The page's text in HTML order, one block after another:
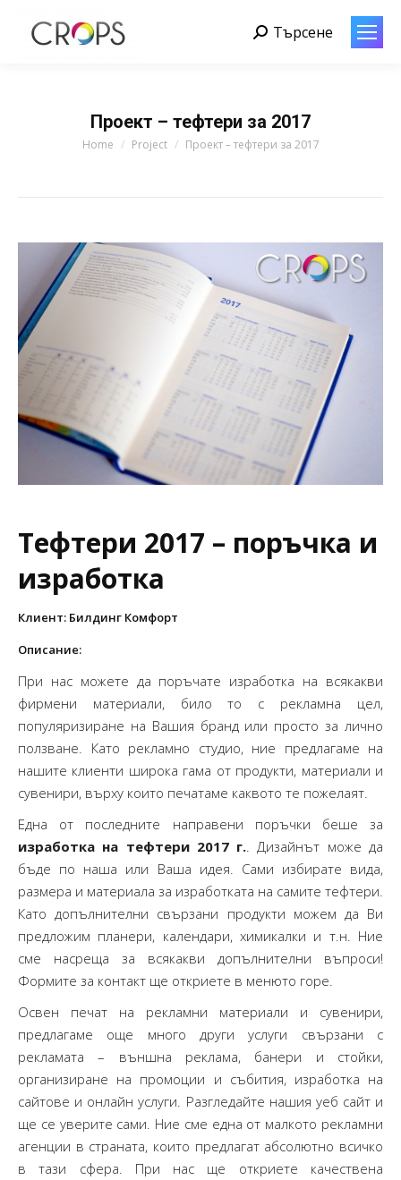
Search:
Търсене
Проект – тефтери за 2017
You are here:
Home Project Проект – тефтери за 2017
Тефтери 2017 – поръчка и
изработка
Клиент: Билдинг Комфорт
Описание:
При нас можете да поръчате изработка на всякакви
фирмени материали, било то с рекламна цел,
популяризиране на Вашия бранд или просто за лично
ползване. Като рекламно студио, ние предлагаме на
нашите клиенти широка гама от продукти, материали и
сувенири, върху които печатаме каквото те пожелаят.
Една от последните направени поръчки беше за
изработка на тефтери 2017 г. . Дизайнът може да
бъде по наша или Ваша идея. Сами избирате вида,
размера и материала за изработката на самите тефтери.
Като допълнителни свързани продукти можем да Ви
предложим планери, календари, химикалки и т.н. Ние
сме насреща за всякакви допълнителни въпроси!
Формите за контакт ще откриете в менюто горе.
Освен печат на рекламни материали и сувенири,
предлагаме още много други услуги свързани с
рекламата – външна реклама, банери и стойки,
организиране на промоции и събития, изработка на
сайтове и онлайн услуги. Разгледайте нашия уеб сайт и
ще се уверите сами. Ние сме една от малкото рекламни
агенции в страната, които предлагат абсолютно всичко
в тази сфера. При нас ще откриете качествена